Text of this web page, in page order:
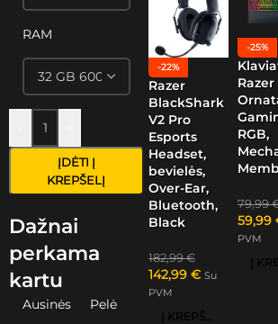
RAM
ĮDĖTI Į
KREPŠELĮ
Dažnai
perkama
kartu
Ausinės Pelė
-22%
Razer
BlackShark
V2 Pro
Esports
Headset,
bevielės,
Over-Ear,
Bluetooth,
Black
182,99€
142,99 € Su
PVM
Į KREPŠELĮ
-25%
Razer
RGB,
79,99
59,99
PVM